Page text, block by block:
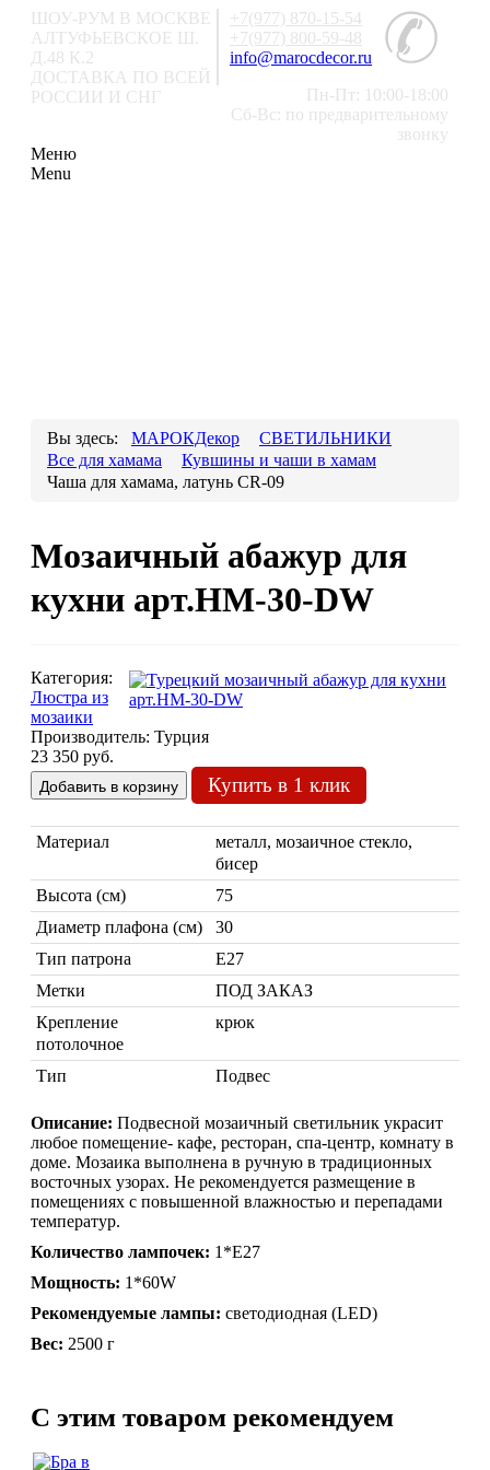
+7(977) 870-15-54
+7(977) 800-59-48
info@marocdecor.ru
Пн-Пт: 10:00-18:00
Сб-Вс: по предварительному
звонку
ШОУ-РУМ В МОСКВЕ
АЛТУФЬЕВСКОЕ Ш.
Д.48 К.2
ДОСТАВКА ПО ВСЕЙ
РОССИИ И СНГ
Меню
Menu
Люстры из мозаики
Люстры со стеклом
Марокканские светильники
Бра из мозаики
Бра со стеклом
Настольные лампы
Марокканские
Марокканские лампы
Мозаичные лампы
Лампы со стеклом
Торшеры
Марокканские
Вы здесь: МАРОКДекор
СВЕТИЛЬНИКИ
Все для хамама
Кувшины и чаши в хамам
Чаша для хамама, латунь CR-09
Мозаичный абажур для
кухни арт.HM-30-DW
Категория:
Люстра из
мозаики
Производитель: Турция
23 350 руб.
Купить в 1 клик
Материал
металл, мозаичное стекло,
бисер
Высота (см)
75
Диаметр плафона (см)
30
Тип патрона
Е27
Метки
ПОД ЗАКАЗ
Крепление
потолочное
крюк
Тип Подвес
Описание: Подвесной мозаичный светильник украсит
любое помещение- кафе, ресторан, спа-центр, комнату в
доме. Мозаика выполнена в ручную в традиционных
восточных узорах. Не рекомендуется размещение в
помещениях с повышенной влажностью и перепадами
температур.
Количество лампочек: 1*Е27
Мощность: 1*60W
Рекомендуемые лампы: светодиодная (LED)
Вес: 2500 г
C этим товаром рекомендуем